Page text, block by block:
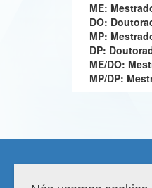
ME:
DO:
MP:
DP:
ME/DO:
MP/DP: